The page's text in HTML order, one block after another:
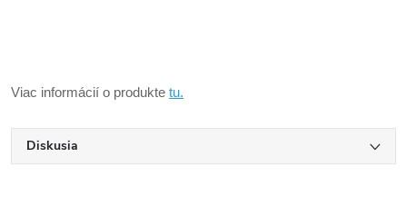
Viac informácií o produkte tu.
Diskusia